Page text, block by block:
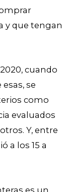
y que tengan
cuando
esas, se
como
evaluados
Y, entre
a los 15 a